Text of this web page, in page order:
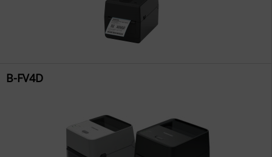
B-FV4D